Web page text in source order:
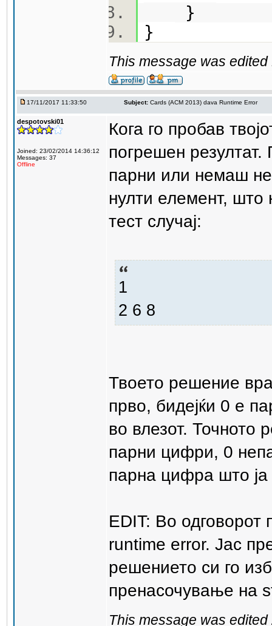
}
}
This message was
17/11/2017 11:33:50 Subject: Cards (ACM 2013) dava Runtime Error
despotovski01
Joined: 23/02/2014 14:36:12
Messages: 37
Offline
Кога го пробав
погрешен
парни или немаш
нулти елемент, што
тест случај:
1
2 6 8
Твоето решение
прво, бидејќи 0 е
во влезот. Точното
парни цифри, 0
парна цифра што
EDIT: Во одговорот
runtime error. Јас
решението си го
пренасочување на
This message was